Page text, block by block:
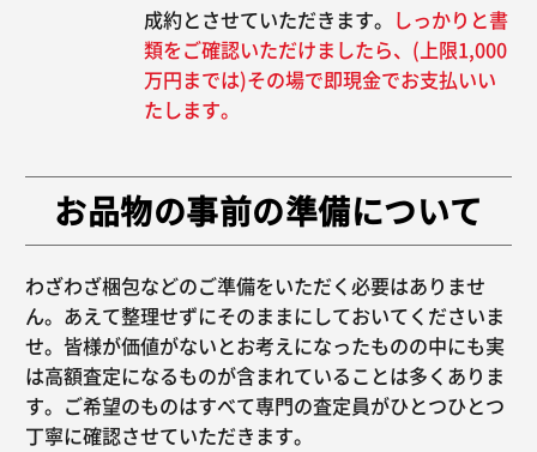
成約とさせていただきます。 しっかりと書
類をご確認いただけましたら、(上限1,000
万円までは)その場で即現金でお支払いい
たします。
お品物の事前の準備について
わざわざ梱包などのご準備をいただく必要はありませ
ん。あえて整理せずにそのままにしておいてくださいま
せ。皆様が価値がないとお考えになったものの中にも実
は高額査定になるものが含まれていることは多くありま
す。ご希望のものはすべて専門の査定員がひとつひとつ
丁寧に確認させていただきます。